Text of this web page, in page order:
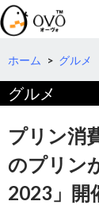
検
索
コ
テ
ツ
へ
移
ホーム > グルメ
グルメ
プリン消
のプリン
2023」開